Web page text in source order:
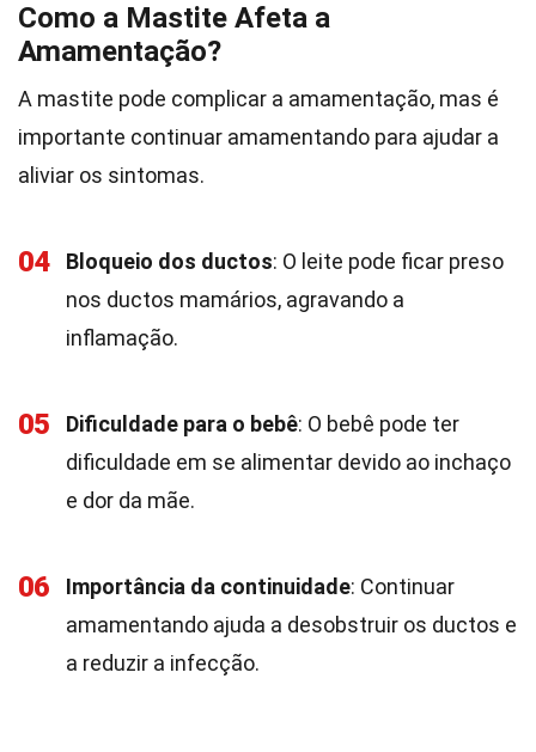
Como a Mastite Afeta a
Amamentação?
A mastite pode complicar a amamentação, mas é
importante continuar amamentando para ajudar a
aliviar os sintomas.
04 Bloqueio dos ductos: O leite pode ficar preso
nos ductos mamários, agravando a
inflamação.
05 Dificuldade para o bebê: O bebê pode ter
dificuldade em se alimentar devido ao inchaço
e dor da mãe.
06 Importância da continuidade: Continuar
amamentando ajuda a desobstruir os ductos e
a reduzir a infecção.